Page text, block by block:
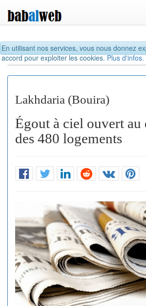
En utilisant nos services, vous nous donnez
accord pour exploiter les cookies.Plus d'infos.
Lakhdaria (Bouira)
Égout à ciel ouvert au
des 480 logements